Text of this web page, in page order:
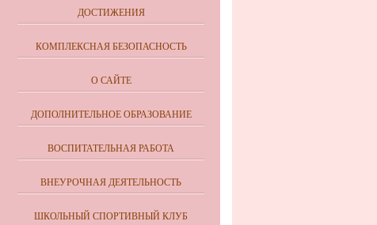
ДОСТИЖЕНИЯ
КОМПЛЕКСНАЯ БЕЗОПАСНОСТЬ
О САЙТЕ
ДОПОЛНИТЕЛЬНОЕ ОБРАЗОВАНИЕ
ВОСПИТАТЕЛЬНАЯ РАБОТА
ВНЕУРОЧНАЯ ДЕЯТЕЛЬНОСТЬ
ШКОЛЬНЫЙ СПОРТИВНЫЙ КЛУБ